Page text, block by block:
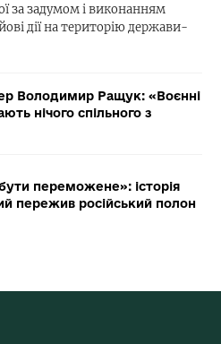
за задумом і виконанням
дії на територію держави-
Володимир Ращук: «Воєнні
нічого спільного з
переможене»: історія
пережив російський полон